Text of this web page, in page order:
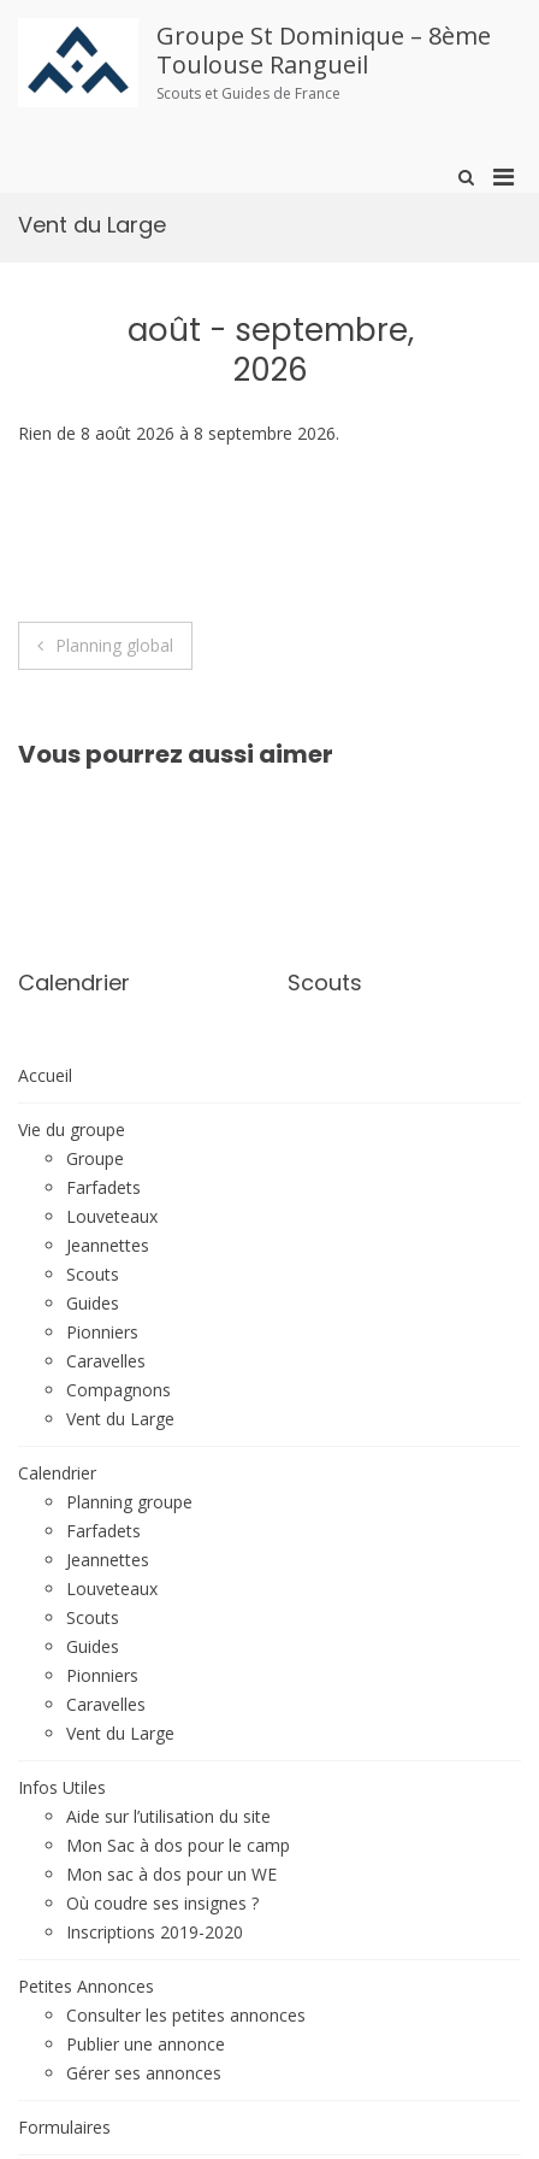
contenu
Groupe St Dominique – 8ème
Toulouse Rangueil
Scouts et Guides de France
Afficher
Vent du Large
août - septembre,
2026
Rien de 8 août 2026 à 8 septembre 2026.
Navigation
l’article
Planning global
Vous pourrez aussi aimer
Calendrier Scouts
Accueil
Vie du groupe
Groupe
Farfadets
Louveteaux
Jeannettes
Scouts
Guides
Pionniers
Caravelles
Compagnons
Vent du Large
Calendrier
Planning groupe
Farfadets
Jeannettes
Louveteaux
Scouts
Guides
Pionniers
Caravelles
Vent du Large
Infos Utiles
Aide sur l’utilisation du site
Mon Sac à dos pour le camp
Mon sac à dos pour un WE
Où coudre ses insignes ?
Inscriptions 2019-2020
Petites Annonces
Consulter les petites annonces
Publier une annonce
Gérer ses annonces
Formulaires